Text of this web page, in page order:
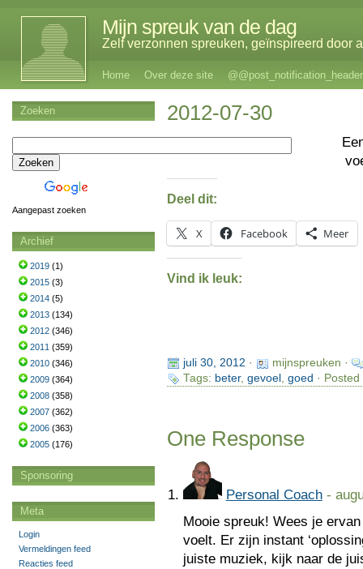
Mijn spreuk van de dag
Zelf verzonnen spreuken, geïnspireerd door
Home Over deze site @@post_notification_header
2012-07-30
Deel dit:
X Facebook Meer
Vind ik leuk:
juli 30, 2012 ·
mijnspreuken ·
Tags: beter, gevoel , goed ·
One Response
Personal Coach-
Mooie spreuk! Wees je
voelt. Er zijn instant
juiste muziek, kijk naar de
Zoeken
Aangepast zoeken
Archief
2019 (1)
2015 (3)
2014 (5)
2013 (134)
2012 (346)
2011 (359)
2010 (346)
2009 (364)
2008 (358)
2007 (362)
2006 (363)
2005 (176)
Sponsoring
Meta
Login
Vermeldingen feed
Reacties feed